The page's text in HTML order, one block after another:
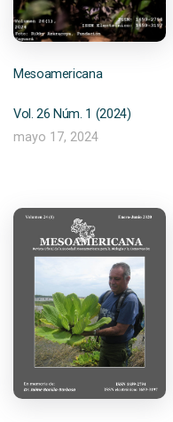
Mesoamericana
Vol. 26 Núm. 1 (2024)
mayo 17, 2024